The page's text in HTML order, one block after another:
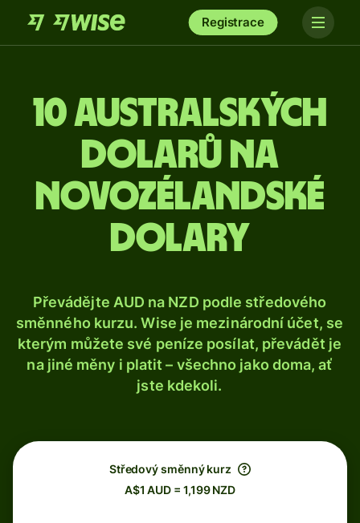
Registrace
10 australských
dolarů na
novozélandské
dolary
Převádějte AUD na NZD podle středového
směnného kurzu. Wise je mezinárodní účet, se
kterým můžete své peníze posílat, převádět je
na jiné měny i platit – všechno jako doma, ať
jste kdekoli.
Středový směnný kurz
A$1 AUD = 1,199 NZD